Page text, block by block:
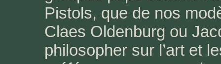
Pistols, que de nos
Claes Oldenburg ou
philosopher sur l’art et